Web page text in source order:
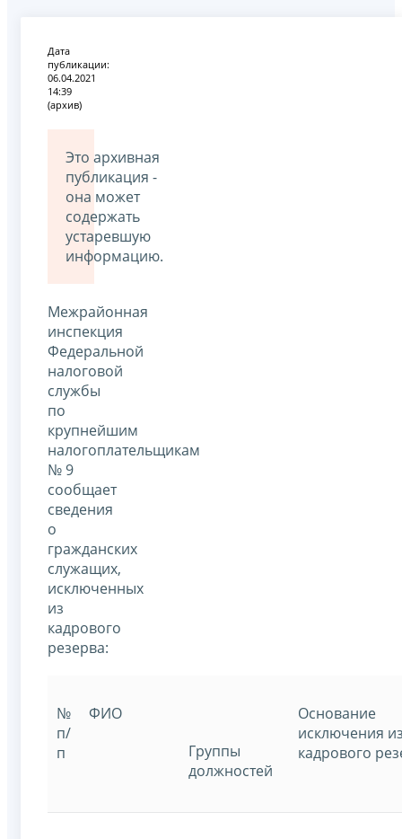
Дата
публикации:
06.04.2021
14:39
(архив)
Это архивная
публикация -
она может
содержать
устаревшую
информацию.
Межрайонная
инспекция
Федеральной
налоговой
службы
по
крупнейшим
налогоплательщикам
№ 9
сообщает
сведения
о
гражданских
служащих,
исключенных
из
кадрового
резерва:
№
п/
п
ФИО
Группы
должностей
Основание
исключения
кадрового